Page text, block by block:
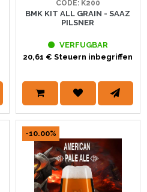
CODE: K200
BMK KIT ALL GRAIN - SAAZ
PILSNER
VERFUGBAR
20,61 € Steuern inbegriffen
-10.00%